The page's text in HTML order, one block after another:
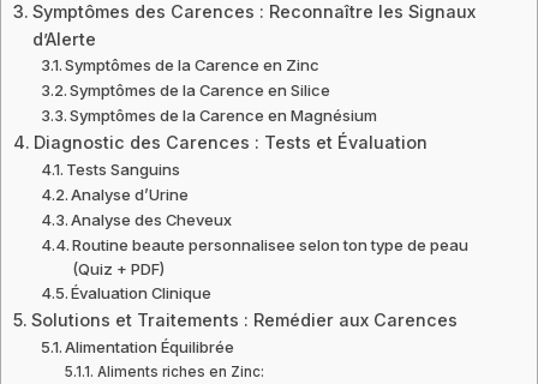
Symptômes des Carences : Reconnaître les Signaux
d’Alerte
Symptômes de la Carence en Zinc
Symptômes de la Carence en Silice
Symptômes de la Carence en Magnésium
Diagnostic des Carences : Tests et Évaluation
Tests Sanguins
Analyse d’Urine
Analyse des Cheveux
Routine beaute personnalisee selon ton type de peau
(Quiz + PDF)
Évaluation Clinique
Solutions et Traitements : Remédier aux Carences
Alimentation Équilibrée
Aliments riches en Zinc: